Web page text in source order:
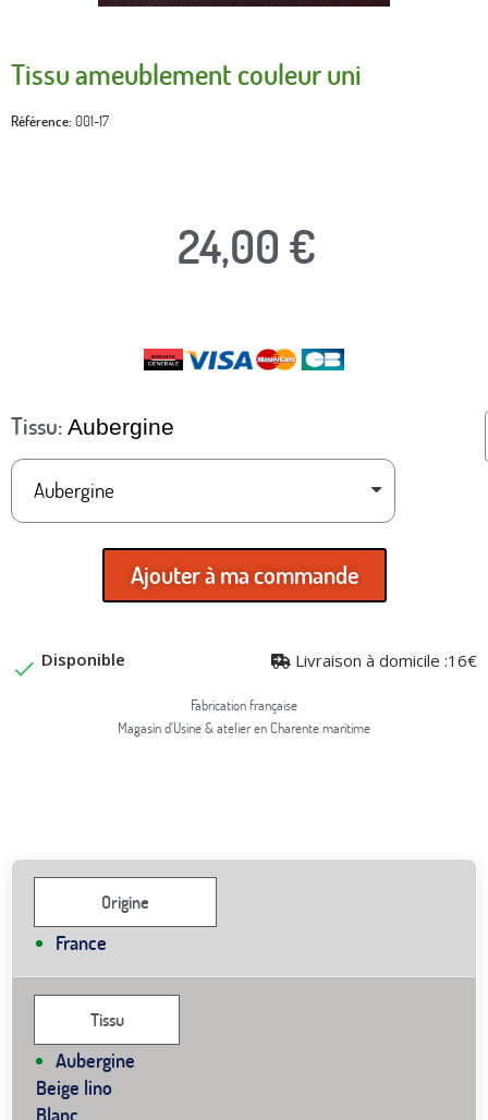
Tissu ameublement couleur uni
Référence 001-17
24,00 €
Tissu Aubergine
Ajouter à ma commande
 Disponible Livraison à domicile :16€
Fabrication française
Magasin d'Usine & atelier en Charente maritime
Origine
France
Tissu
Aubergine
Beige lino
Blanc